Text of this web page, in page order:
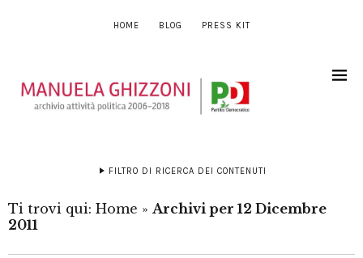
HOME BLOG PRESS KIT
FILTRO DI RICERCA DEI CONTENUTI
Ti trovi qui: Home » Archivi per 12 Dicembre
2011